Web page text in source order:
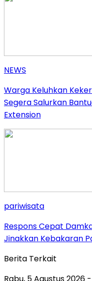
NEWS
Warga Keluhkan
Segera Salurkan
Extension
pariwisata
Respons Cepat
Jinakkan Kebakaran
Berita Terkait
Rabu, 5 Agustus 2026 -